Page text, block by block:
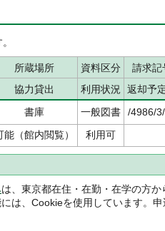
所蔵場所 資料区分 請求記
協力貸出 利用状況 返却予
書庫 一般図書 /4986/
能（館内閲覧） 利用可
は、東京都在住・在勤・在学の方か
は、Cookieを使用しています。